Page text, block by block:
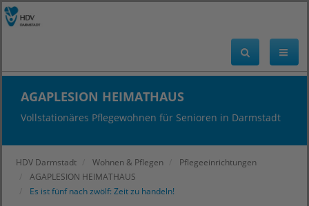
AGAPLESION HEIMATHAUS
Vollstationäres Pflegewohnen für Senioren in Darmstadt
HDV Darmstadt Wohnen & Pflegen
Pflegeeinrichtungen
AGAPLESION HEIMATHAUS
Es ist fünf nach zwölf: Zeit zu handeln!